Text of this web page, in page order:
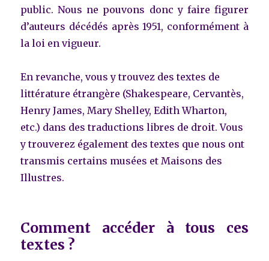
public. Nous ne pouvons donc y faire figurer
d’auteurs décédés après 1951, conformément à
la loi en vigueur.
En revanche, vous y trouvez des textes de
littérature étrangère (Shakespeare, Cervantès,
Henry James, Mary Shelley, Edith Wharton,
etc.) dans des traductions libres de droit. Vous
y trouverez également des textes que nous ont
transmis certains musées et Maisons des
Illustres.
Comment accéder à tous ces
textes ?